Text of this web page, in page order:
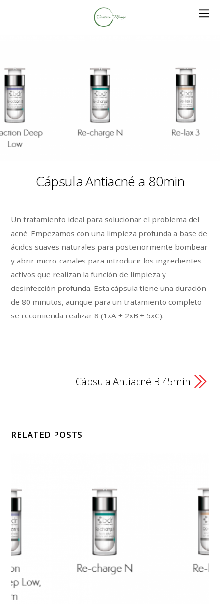
Cápsula Antiacné a 80min
Un tratamiento ideal para solucionar el problema del
acné. Empezamos con una limpieza profunda a base de
ácidos suaves naturales para posteriormente bombear
y abrir micro-canales para introducir los ingredientes
activos que realizan la función de limpieza y
desinfección profunda. Esta cápsula tiene una duración
de 80 minutos, aunque para un tratamiento completo
se recomienda realizar 8 (1xA + 2xB + 5xC).
Cápsula Antiacné B 45min
RELATED POSTS